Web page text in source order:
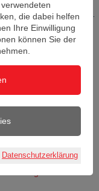
und konkreter
des
starten – digitales
– Praktische
im Fokus:
Montagsforum
die dabei helfen
Ihre Einwilligung
können Sie der
Datenschutzerklärung